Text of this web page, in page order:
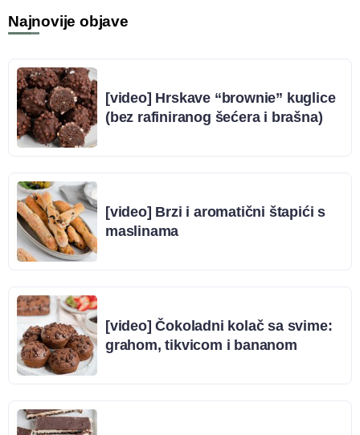
Najnovije objave
[video] Hrskave “brownie” kuglice
(bez rafiniranog šećera i brašna)
[video] Brzi i aromatični štapići s
maslinama
[video] Čokoladni kolač sa svime:
grahom, tikvicom i bananom